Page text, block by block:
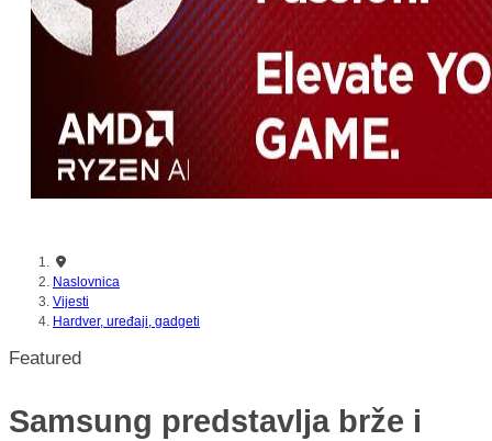
Naslovnica
Vijesti
Hardver, uređaji, gadgeti
Featured
Samsung predstavlja brže i